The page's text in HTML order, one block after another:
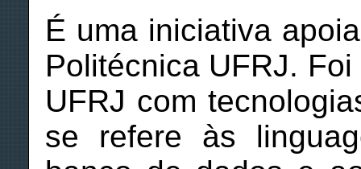
É uma iniciativa
Politécnica UFRJ.
UFRJ com
se refere às